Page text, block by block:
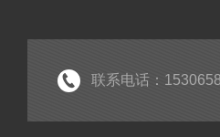
联系电话：